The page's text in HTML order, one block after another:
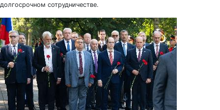
долгосрочном сотрудничестве.